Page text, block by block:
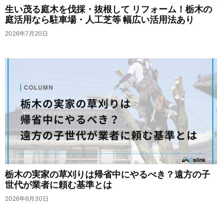
生い茂る庭木を伐採・抜根して リフォーム！栃木の
庭活用なら駐車場・人工芝等 幅広い活用法あり
2026年7月20日
栃木の実家の草刈りは帰省中にやるべき？遠方の子
世代が業者に頼む基準とは
2026年6月30日